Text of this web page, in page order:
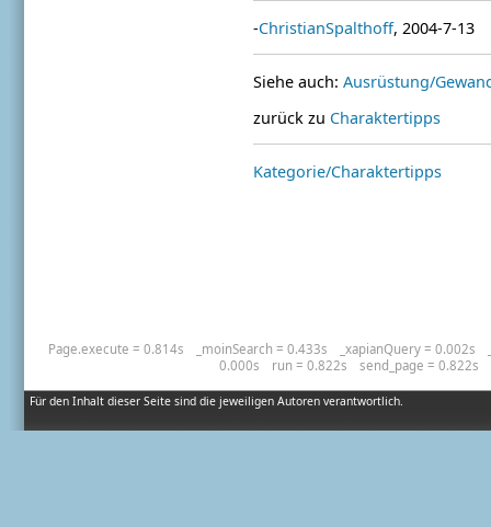
-ChristianSpalthoff, 2004-7-13
Siehe auch: Ausrüstung/
zurück zu Charaktertipps
Kategorie/Charaktertipps
Für den Inhalt dieser Seite sind die jeweiligen Autoren verantwortlich.
Page.execute = 0.814s _moinSearch = 0.433s _xapianQuery = 0.002s
0.000s
run = 0.822s send_page = 0.822s